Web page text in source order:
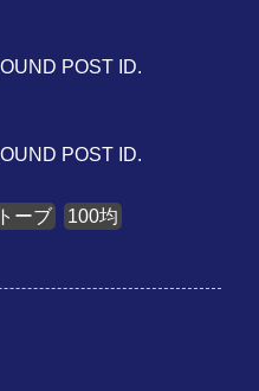
POST ID.
POST ID.
ーブ
100均